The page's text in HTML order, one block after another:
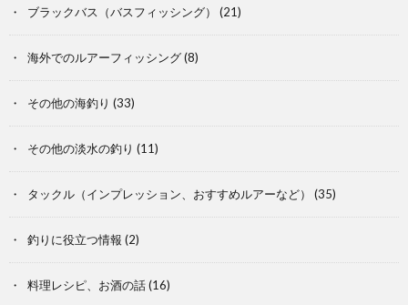
ブラックバス（バスフィッシング） (21)
海外でのルアーフィッシング(8)
その他の海釣り (33)
その他の淡水の釣り (11)
タックル（インプレッション、おすすめルアーなど） (35)
釣りに役立つ情報 (2)
料理レシピ、お酒の話(16)